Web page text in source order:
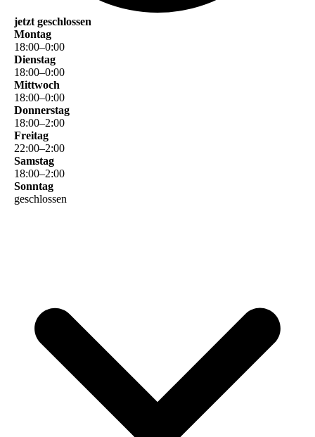
jetzt geschlossen
Montag
18:00–0:00
Dienstag
18:00–0:00
Mittwoch
18:00–0:00
Donnerstag
18:00–2:00
Freitag
22:00–2:00
Samstag
18:00–2:00
Sonntag
geschlossen